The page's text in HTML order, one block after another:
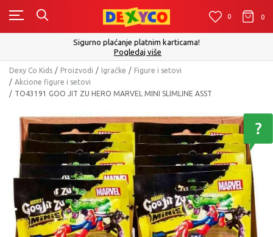
0 0
Sigurno plaćanje platnim karticama!
Pogledaj više
Dexy Co Kids Proizvodi Igračke
Figure i setovi
Akcione figure i setovi
TO43191 GOO JIT ZU HERO MARVEL MINI SLIMLINE ASST